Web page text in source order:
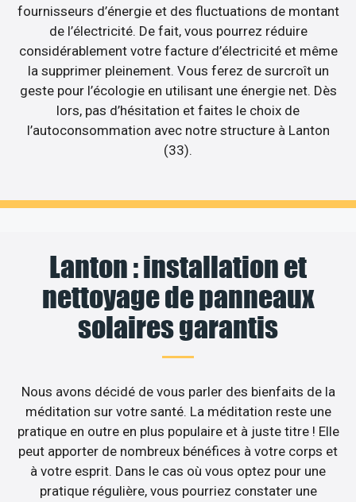
fournisseurs d’énergie et des fluctuations de montant
de l’électricité. De fait, vous pourrez réduire
considérablement votre facture d’électricité et même
la supprimer pleinement. Vous ferez de surcroît un
geste pour l’écologie en utilisant une énergie net. Dès
lors, pas d’hésitation et faites le choix de
l’autoconsommation avec notre structure à Lanton
(33).
Lanton : installation et
nettoyage de panneaux
solaires garantis
Nous avons décidé de vous parler des bienfaits de la
méditation sur votre santé. La méditation reste une
pratique en outre en plus populaire et à juste titre ! Elle
peut apporter de nombreux bénéfices à votre corps et
à votre esprit. Dans le cas où vous optez pour une
pratique régulière, vous pourriez constater une